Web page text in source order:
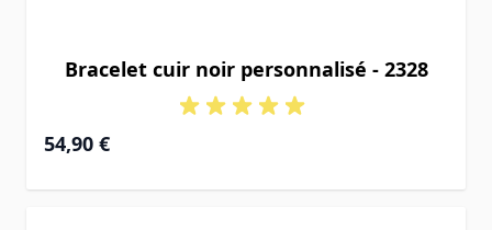
Bracelet cuir noir personnalisé - 2328
54,90 €